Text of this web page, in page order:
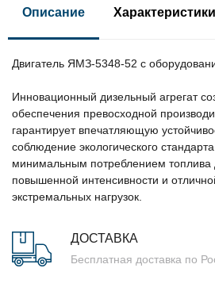
Описание Характеристики
Двигатель ЯМЗ-5348-52 с
Инновационный дизельный агрегат
обеспечения превосходной
гарантирует впечатляющую
соблюдение экологического
минимальным потреблением
повышенной интенсивности и
экстремальных нагрузок.
ДОСТАВКА
Бесплатная доставка по